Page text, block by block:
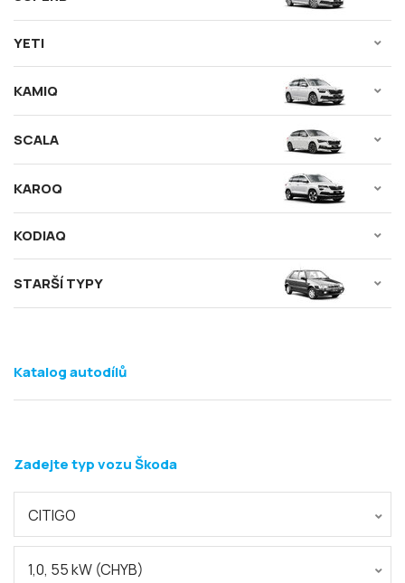
YETI
KAMIQ
SCALA
KAROQ
KODIAQ
STARŠÍ TYPY
Zadejte typ vozu Škoda
CITIGO
1,0, 55 kW (CHYB)
Katalog autodílů